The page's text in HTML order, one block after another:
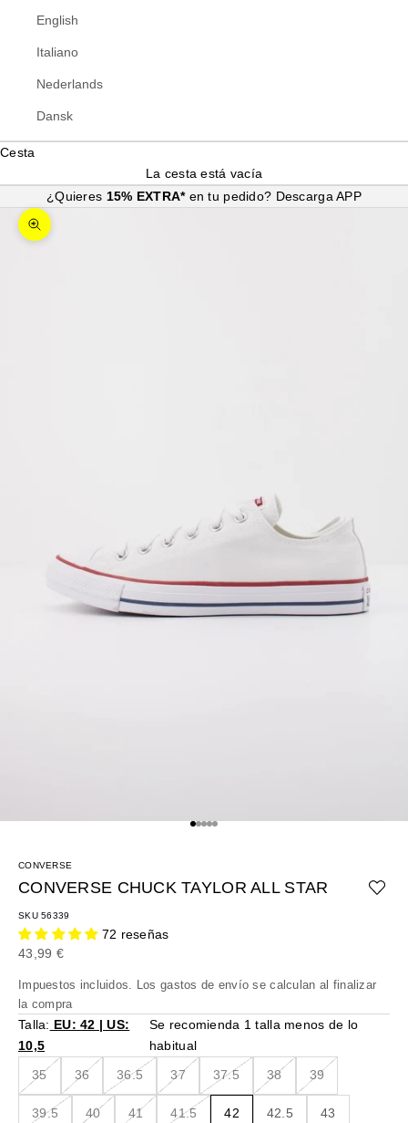
English
Italiano
Nederlands
Dansk
Cesta
La cesta está vacía
¿Quieres 15% EXTRA* en tu pedido? Descarga APP
Zoom
Ir al artículo 1
Ir al artículo 2
Ir al artículo 3
Ir al artículo 4
Ir al artículo 5
CONVERSE
CONVERSE CHUCK TAYLOR ALL STAR
SKU 56339
72 reseñas
Precio de oferta
43,99 €
Impuestos incluidos. Los gastos de envío se calculan al finalizar
la compra
Talla: EU: 42 | US:
10,5
Se recomienda 1 talla menos de lo
habitual
35 36 36.5 37 37.5 38 39
39.5 40 41 41.5 42 42.5 43